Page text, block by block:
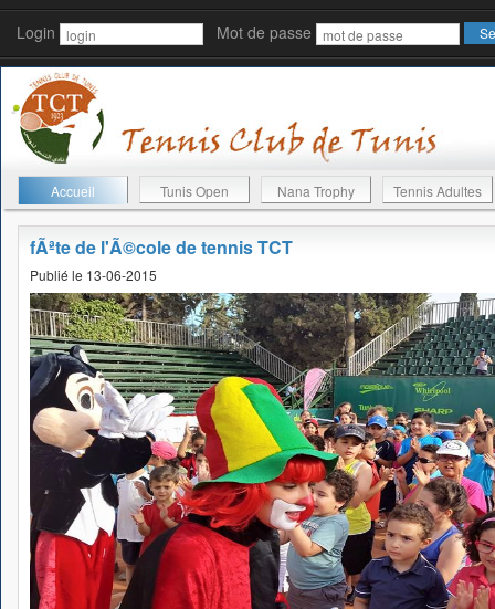
Login Mot de passe
Accueil Tunis Open Nana Trophy Tennis Adultes
fÃªte de l'Ã©cole de tennis TCT
Publié le 13-06-2015